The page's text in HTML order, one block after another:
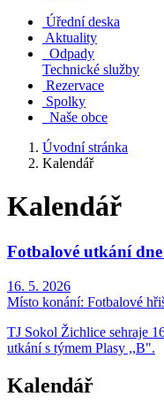
Úřední deska
Aktuality
Odpady
Technické služby
Rezervace
Spolky
Naše obce
Úvodní stránka
Kalendář
Kalendář
Fotbalové utkání dne
16. 5. 2026
Místo konání: Fotbalové
TJ Sokol Žichlice sehraje
utkání s týmem Plasy ,,B".
Kalendář